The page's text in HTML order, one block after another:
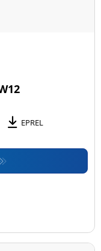
EPREL